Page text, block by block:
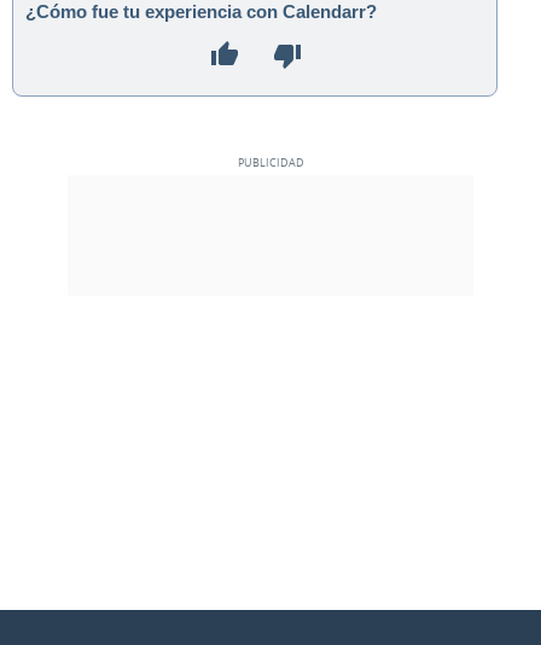
¿Cómo fue tu experiencia con Calendarr?